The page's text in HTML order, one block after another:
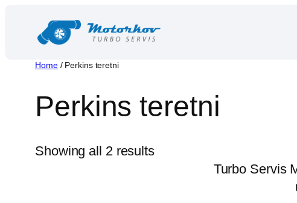
content
Home/ Perkins teretni
Perkins teretni
Showing all 2 results
Turbo Servis